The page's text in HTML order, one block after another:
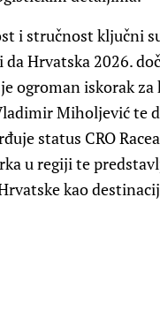
i stručnost ključni
Hrvatska 2026.
ogroman iskorak
Miholjević te
status CRO
u regiji te
kao